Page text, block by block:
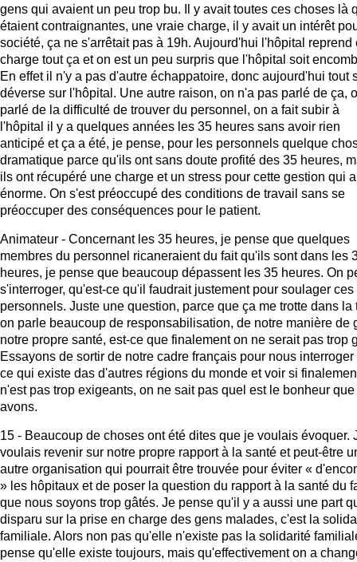
gens qui avaient un peu trop bu. Il y avait toutes ces choses là
étaient contraignantes, une vraie charge, il y avait un intérêt
société, ça ne s'arrêtait pas à 19h. Aujourd'hui l'hôpital reprend
charge tout ça et on est un peu surpris que l'hôpital soit
En effet il n'y a pas d'autre échappatoire, donc aujourd'hui tout
déverse sur l'hôpital. Une autre raison, on n'a pas parlé de ça,
parlé de la difficulté de trouver du personnel, on a fait subir à
l'hôpital il y a quelques années les 35 heures sans avoir rien
anticipé et ça a été, je pense, pour les personnels quelque
dramatique parce qu'ils ont sans doute profité des 35 heures,
ils ont récupéré une charge et un stress pour cette gestion qui
énorme. On s'est préoccupé des conditions de travail sans se
préoccuper des conséquences pour le patient.
Animateur - Concernant les 35 heures, je pense que quelques
membres du personnel ricaneraient du fait qu'ils sont dans les
heures, je pense que beaucoup dépassent les 35 heures. On
s'interroger, qu'est-ce qu'il faudrait justement pour soulager ces
personnels. Juste une question, parce que ça me trotte dans la
on parle beaucoup de responsabilisation, de notre manière de
notre propre santé, est-ce que finalement on ne serait pas trop
Essayons de sortir de notre cadre français pour nous interroger
ce qui existe das d'autres régions du monde et voir si
n'est pas trop exigeants, on ne sait pas quel est le bonheur
avons.
15 - Beaucoup de choses ont été dites que je voulais évoquer.
voulais revenir sur notre propre rapport à la santé et peut-être
autre organisation qui pourrait être trouvée pour éviter «
» les hôpitaux et de poser la question du rapport à la santé du
que nous soyons trop gâtés. Je pense qu'il y a aussi une part
disparu sur la prise en charge des gens malades, c'est la
familiale. Alors non pas qu'elle n'existe pas la solidarité
pense qu'elle existe toujours, mais qu'effectivement on a